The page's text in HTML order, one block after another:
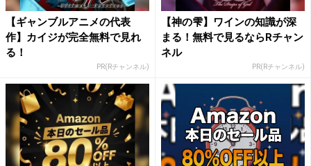
【ギャンブルアニメの代表
作】カイジが完全無料で見れ
る！
PR(Rチャンネル)
【神の雫】ワインの知識が深
まる！無料で見るならRチャン
ネル
PR(Rチャンネル)